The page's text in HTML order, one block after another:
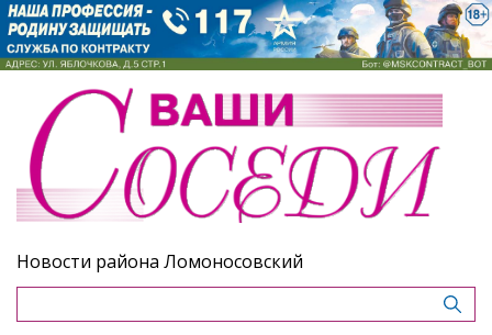
Новости района Ломоносовский